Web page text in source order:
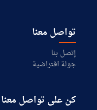
تواصل معنا
إتصل بنا
جولة افتراضية
كن على تواصل معنا